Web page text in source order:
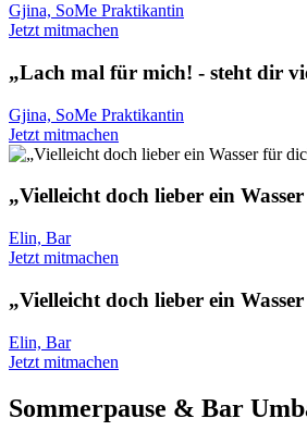
Gjina, SoMe Praktikantin
Jetzt mitmachen
„Lach mal für mich! - steht dir
Gjina, SoMe Praktikantin
Jetzt mitmachen
„Vielleicht doch lieber ein
Elin, Bar
Jetzt mitmachen
„Vielleicht doch lieber ein
Elin, Bar
Jetzt mitmachen
Sommerpause & Bar